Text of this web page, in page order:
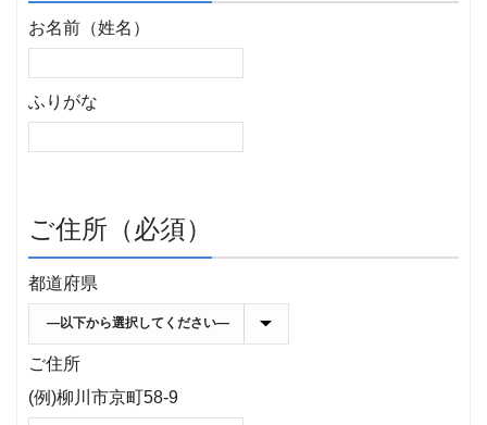
お名前（姓名）
ふりがな
ご住所（必須）
都道府県
ご住所
(例)柳川市京町58-9